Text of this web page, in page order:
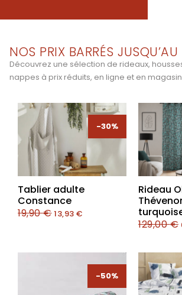
NOS PRIX BARRÉS
Découvrez une sélection de rideaux,
nappes à prix réduits, en ligne et en
-30%
-30%
Tablier adulte
Constance
19,90€13,93 €
Rideau
129,00€
-50%